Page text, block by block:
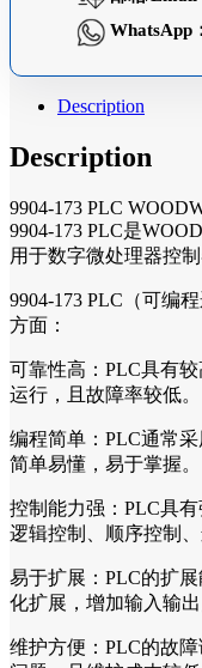
WhatsApp：
Description
Description
9904-173 PLC
9904-173 PLC是
用于数字微处理器控制
9904-173 PLC（可编
方面：
可靠性高：PLC具有
运行，且故障率较低。
编程简单：PLC通常
简单易懂，易于掌握。
控制能力强：PLC具
逻辑控制、顺序控制、
易于扩展：PLC的扩
化扩展，增加输入输
维护方便：PLC的故